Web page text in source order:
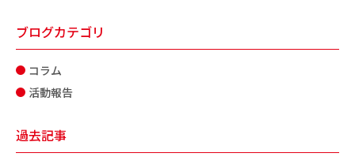
ブログカテゴリ
コラム
活動報告
過去記事